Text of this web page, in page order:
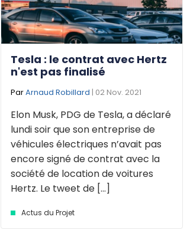
Tesla : le contrat avec Hertz
n'est pas finalisé
ParArnaud Robillard | 02 Nov. 2021
Elon Musk, PDG de Tesla, a déclaré
lundi soir que son entreprise de
véhicules électriques n’avait pas
encore signé de contrat avec la
société de location de voitures
Hertz. Le tweet de [...]
Actus du Projet